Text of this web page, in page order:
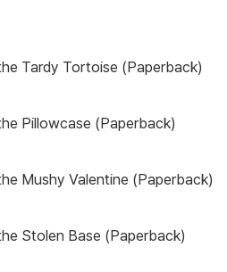
Tardy Tortoise (Paperback)
Pillowcase (Paperback)
Mushy Valentine (Paperback)
Stolen Base (Paperback)